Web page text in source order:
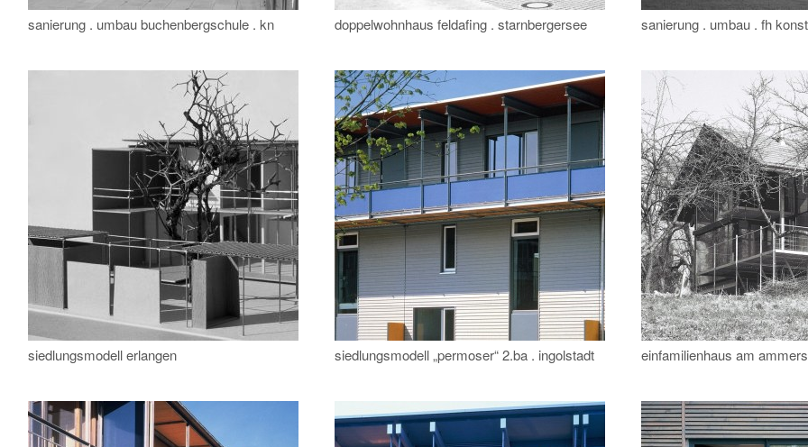
sanierung . umbau buchenbergschule . kn doppelwohnhaus feldafing . starnbergersee sanierung . umbau . fh
siedlungsmodell erlangen siedlungsmodell „permoser“ 2.ba . ingolstadt einfamilienhaus am